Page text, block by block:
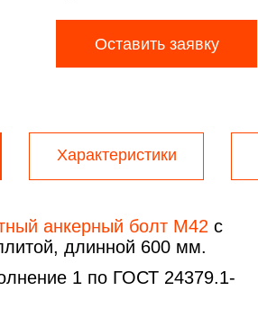
Оставить заявку
Характеристики
анкерный болт М42 с
длинной 600 мм.
1 по ГОСТ 24379.1-